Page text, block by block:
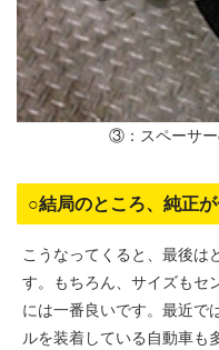
③：スペーサー
○結局のところ、純正が
こうなってくると、最後は
す。もちろん、サイズもセ
には一番良いです。最近で
ルを装着している自動車も